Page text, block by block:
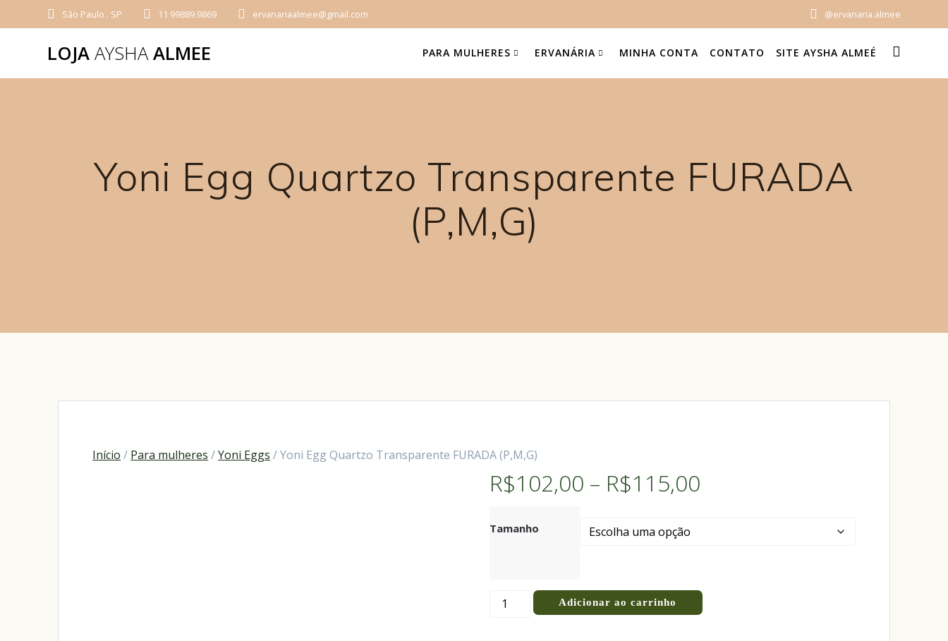
São Paulo . SP 11 99889.9869 ervanariaalmee@gmail.com @ervanaria.almee
LOJA AYSHAALMEE PARA MULHERES ERVANÁRIA MINHA CONTA CONTATO SITE AYSHA ALMEÉ
Yoni Egg Quartzo Transparente FURADA
(P,M,G)
Início / Para mulheres /Yoni Eggs / Yoni Egg Quartzo Transparente FURADA (P,M,G)
R$102,00 – R$115,00
Tamanho
Adicionar ao carrinho